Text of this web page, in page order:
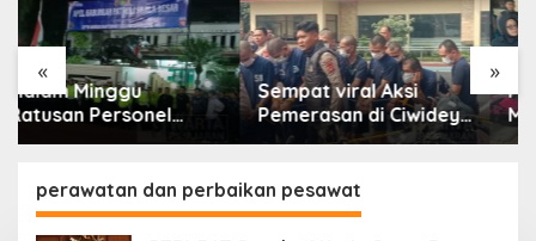
« »
Sempat viral Aksi
Pemerasan di Ciwidey,
Polisi Tangkap Dua
Polisi Bongkar Gudang
Miras di Bandung,
Lebih dari Enam Ribu
perawatan dan perbaikan pesawat